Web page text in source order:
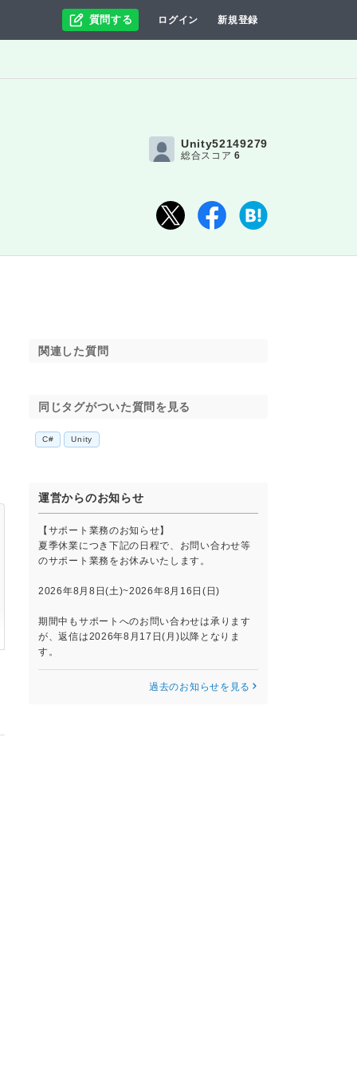
質問する ログイン 新規登録
Unity52149279
総合スコア 6
関連した質問
同じタグがついた質問を見る
C# Unity
運営からのお知らせ
【サポート業務のお知らせ】
夏季休業につき下記の日程で、お問い合わせ等
のサポート業務をお休みいたします。
2026年8月8日(土)~2026年8月16日(日)
期間中もサポートへのお問い合わせは承ります
が、返信は2026年8月17日(月)以降となりま
す。
過去のお知らせを見る